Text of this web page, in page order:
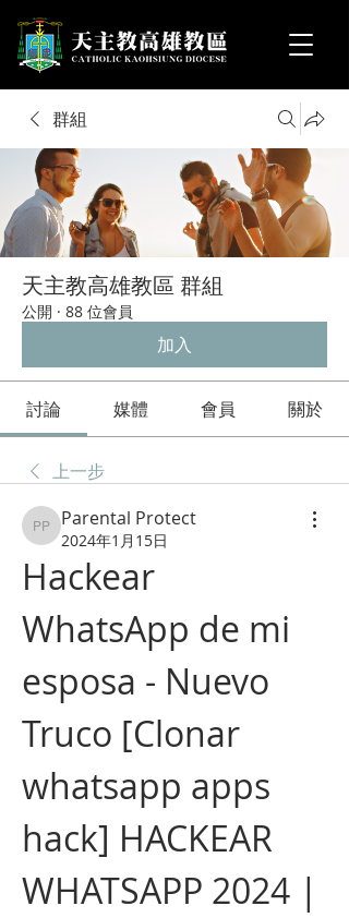
群組
天主教高雄教區 群組
公開 · 88 位會員
加入
討論 媒體 會員 關於
上一步
Parental Protect
Parental Protect
2024年1月15日
Hackear
WhatsApp de mi
esposa - Nuevo
Truco [Clonar
whatsapp apps
hack] HACKEAR
WHATSAPP 2024 |